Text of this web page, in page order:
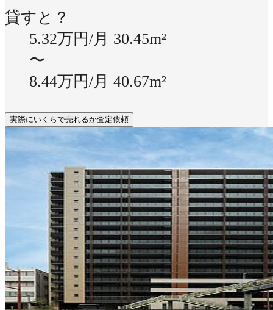
貸すと？
5.32万円/月 30.45m²
〜
8.44万円/月 40.67m²
実際にいくらで売れるか査定依頼